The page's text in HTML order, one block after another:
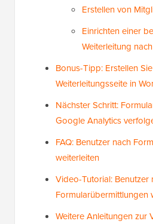
Erstellen von
Einrichten einer
Weiterleitung
Bonus-Tipp: Erstellen
Weiterleitungsseite in
Nächster Schritt:
Google Analytics
FAQ: Benutzer nach
weiterleiten
Video-Tutorial: Benutzer
Formularübermittlungen
Weitere Anleitungen zur